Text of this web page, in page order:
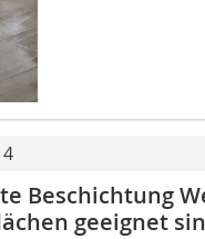
Beschichtung
geeignet